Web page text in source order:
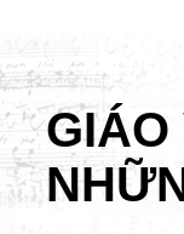
GIÁO